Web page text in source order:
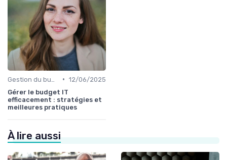
• 12/06/2025
Gérer le budget IT
efficacement : stratégies et
meilleures pratiques
À lire aussi